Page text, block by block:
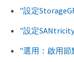
"設定
"設定
"選用：啟用節